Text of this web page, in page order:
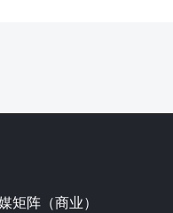
矩阵（商业）